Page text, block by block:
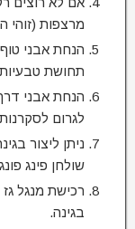
מרצפות (זוהי
הנחת אבני
תחושת
הנחת אבני
לגרום
ניתן ליצור
שולחן פינג
רכישת מנגל
בגינה.